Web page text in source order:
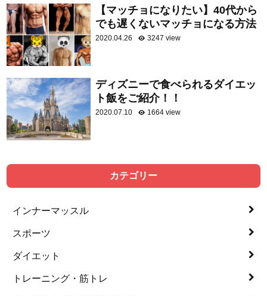
【マッチョになりたい】40代から
でも遅くないマッチョになる方法
2020.04.26 3247 view
ディズニーで食べられるダイエッ
ト飯をご紹介！！
2020.07.10 1664 view
カテゴリー
インナーマッスル
スポーツ
ダイエット
トレーニング・筋トレ